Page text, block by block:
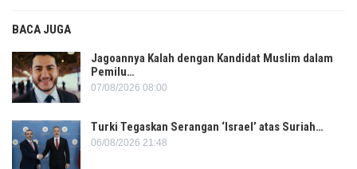
BACA JUGA
Jagoannya Kalah dengan Kandidat Muslim dalam
Pemilu…
07/08/2026 08:00
Turki Tegaskan Serangan ‘Israel’ atas Suriah…
06/08/2026 21:48